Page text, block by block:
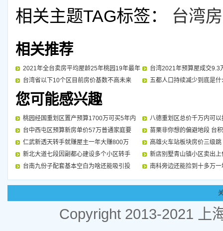
相关主题TAG标签： 台湾
相关推荐
2021年全台卖房平均屋龄25年桃园19年最年
台湾2021年预算屋成交9.3
台湾省以下10个区目前房价基数不高未来
五都人口持续减少到底是
您可能感兴趣
桃园经国重划区置产预算1700万可买5年内
八德重划区总价千万内可
台中西屯区预算新房单价57万普通家庭要
苗栗非你想的偏避地段 台
仁武新透天转手就赚屋主一年大赚800万
高雄火车站板块房价三级
新北大道七段因副都心建设多个小区转手
新店别墅青山镇小区卖出
台南九份子配套基本空白为啥还能吸引投
南科旁边还能捡到十多万
Copyright 2013-2021 上